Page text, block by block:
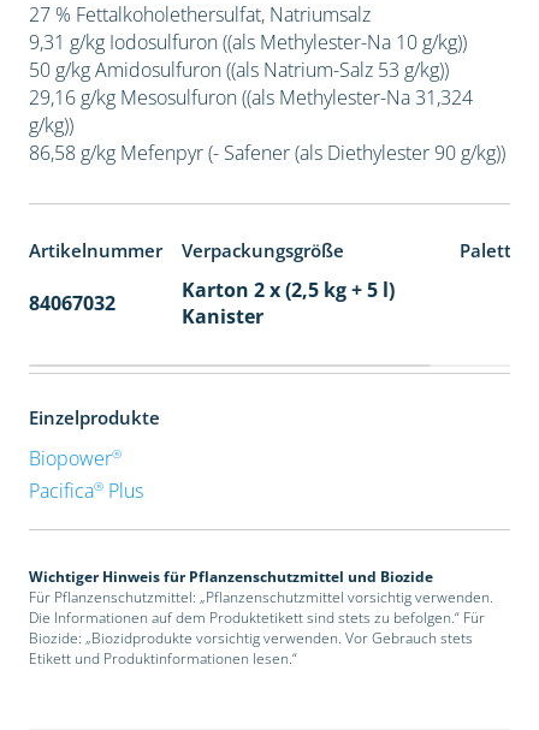
27 % Fettalkoholethersulfat, Natriumsalz
9,31 g/kg Iodosulfuron ((als Methylester-Na 10 g/kg))
50 g/kg Amidosulfuron ((als Natrium-Salz 53 g/kg))
29,16 g/kg Mesosulfuron ((als Methylester-Na 31,324
g/kg))
86,58 g/kg Mefenpyr (- Safener (als Diethylester 90 g/kg))
Artikelnummer Verpackungsgröße
84067032
Karton 2 x (2,5 kg + 5 l)
Kanister
Einzelprodukte
Biopower®
Pacifica®Plus
Wichtiger Hinweis für Pflanzenschutzmittel und Biozide
Für Pflanzenschutzmittel: „Pflanzenschutzmittel vorsichtig verwenden.
Die Informationen auf dem Produktetikett sind stets zu befolgen.“ Für
Biozide: „Biozidprodukte vorsichtig verwenden. Vor Gebrauch stets
Etikett und Produktinformationen lesen.“